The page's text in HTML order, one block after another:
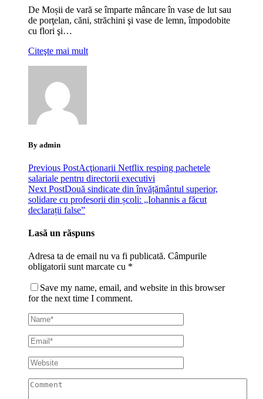
De Moșii de vară se împarte mâncare în vase de lut sau
de porţelan, căni, străchini şi vase de lemn, împodobite
cu flori şi…
Citeşte mai mult
By admin
Previous PostAcţionarii Netflix resping pachetele
salariale pentru directorii executivi
Next PostDouă sindicate din învățământul superior,
solidare cu profesorii din școli: „Iohannis a făcut
declarații false”
Lasă un răspuns
Adresa ta de email nu va fi publicată. Câmpurile
obligatorii sunt marcate cu *
Save my name, email, and website in this browser
for the next time I comment.